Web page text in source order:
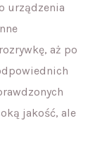
urządzenia
aż po
jakość, ale